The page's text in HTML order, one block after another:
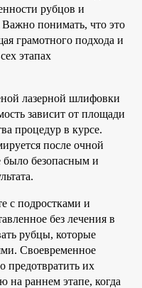
рубцов и
понимать, что это
грамотного подхода и
этапах
лазерной шлифовки
зависит от площади
процедур в курсе.
после очной
было безопасным и
с подростками и
без лечения в
рубцы, которые
Своевременное
предотвратить их
на раннем этапе, когда